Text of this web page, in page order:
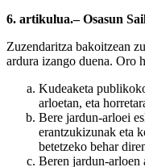
6. artikulua.– Osasun
Zuzendaritza bakoitzean
ardura izango duena. Oro
Kudeaketa
arloetan, eta
Bere jardun-arloei
erantzukizunak eta
betetzeko behar
Beren jardun-arloen